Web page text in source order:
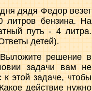
дядя Федор везет
литров бензина. На
путь - 4 литра.
детей).
решение в
задачи вам не
этой задаче, чтобы
действие нужно